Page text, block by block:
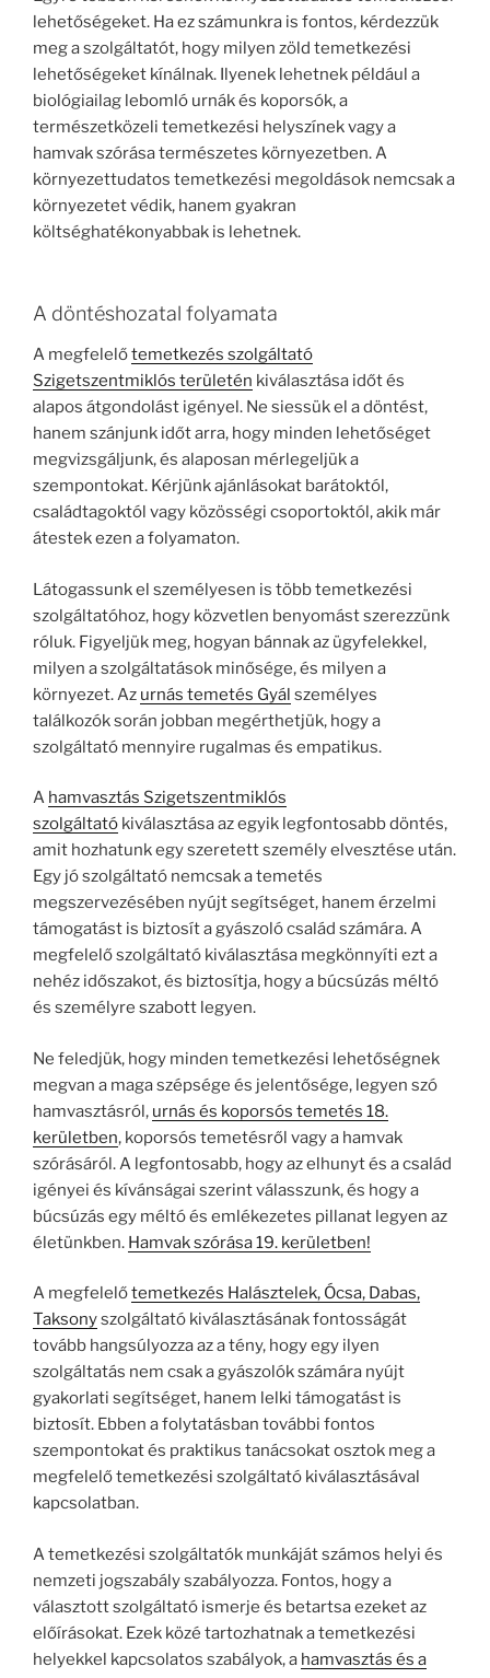
lehetőségeket. Ha ez számunkra is fontos, kérdezzük
meg a szolgáltatót, hogy milyen zöld temetkezési
lehetőségeket kínálnak. Ilyenek lehetnek például a
biológiailag lebomló urnák és koporsók, a
természetközeli temetkezési helyszínek vagy a
hamvak szórása természetes környezetben. A
környezettudatos temetkezési megoldások nemcsak a
környezetet védik, hanem gyakran
költséghatékonyabbak is lehetnek.
A döntéshozatal folyamata
A megfelelőtemetkezés szolgáltató
Szigetszentmiklós területén kiválasztása időt és
alapos átgondolást igényel. Ne siessük el a döntést,
hanem szánjunk időt arra, hogy minden lehetőséget
megvizsgáljunk, és alaposan mérlegeljük a
szempontokat. Kérjünk ajánlásokat barátoktól,
családtagoktól vagy közösségi csoportoktól, akik már
átestek ezen a folyamaton.
Látogassunk el személyesen is több temetkezési
szolgáltatóhoz, hogy közvetlen benyomást szerezzünk
róluk. Figyeljük meg, hogyan bánnak az ügyfelekkel,
milyen a szolgáltatások minősége, és milyen a
környezet. Az urnás temetés Gyál személyes
találkozók során jobban megérthetjük, hogy a
szolgáltató mennyire rugalmas és empatikus.
A hamvasztás Szigetszentmiklós
szolgáltató kiválasztása az egyik legfontosabb döntés,
amit hozhatunk egy szeretett személy elvesztése után.
Egy jó szolgáltató nemcsak a temetés
megszervezésében nyújt segítséget, hanem érzelmi
támogatást is biztosít a gyászoló család számára. A
megfelelő szolgáltató kiválasztása megkönnyíti ezt a
nehéz időszakot, és biztosítja, hogy a búcsúzás méltó
és személyre szabott legyen.
Ne feledjük, hogy minden temetkezési lehetőségnek
megvan a maga szépsége és jelentősége, legyen szó
hamvasztásról, urnás és koporsós temetés 18.
kerületben, koporsós temetésről vagy a hamvak
szórásáról. A legfontosabb, hogy az elhunyt és a család
igényei és kívánságai szerint válasszunk, és hogy a
búcsúzás egy méltó és emlékezetes pillanat legyen az
életünkben. Hamvak szórása 19. kerületben!
A megfelelőtemetkezés Halásztelek, Ócsa, Dabas,
Taksonyszolgáltató kiválasztásának fontosságát
tovább hangsúlyozza az a tény, hogy egy ilyen
szolgáltatás nem csak a gyászolók számára nyújt
gyakorlati segítséget, hanem lelki támogatást is
biztosít. Ebben a folytatásban további fontos
szempontokat és praktikus tanácsokat osztok meg a
megfelelő temetkezési szolgáltató kiválasztásával
kapcsolatban.
A temetkezési szolgáltatók munkáját számos helyi és
nemzeti jogszabály szabályozza. Fontos, hogy a
választott szolgáltató ismerje és betartsa ezeket az
előírásokat. Ezek közé tartozhatnak a temetkezési
helyekkel kapcsolatos szabályok, a hamvasztás és a